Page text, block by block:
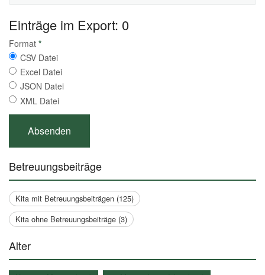
Einträge im Export: 0
Format *
CSV Datei
Excel Datei
JSON Datei
XML Datei
Betreuungsbeiträge
Kita mit Betreuungsbeiträgen (125)
Kita ohne Betreuungsbeiträge (3)
Alter